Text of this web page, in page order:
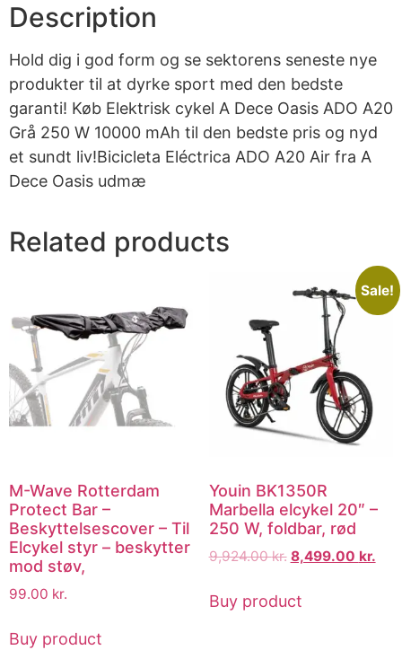
Description
Hold dig i god form og se sektorens seneste nye
produkter til at dyrke sport med den bedste
garanti! Køb Elektrisk cykel A Dece Oasis ADO A20
Grå 250 W 10000 mAh til den bedste pris og nyd
et sundt liv!Bicicleta Eléctrica ADO A20 Air fra A
Dece Oasis udmæ
Related products
M-Wave Rotterdam
Protect Bar –
Beskyttelsescover – Til
Elcykel styr – beskytter
mod støv,
99.00 kr.
Buy product
Sale!
Youin BK1350R
Marbella elcykel 20″ –
250 W, foldbar, rød
9,924.00kr. 8,499.00 kr.
Buy product